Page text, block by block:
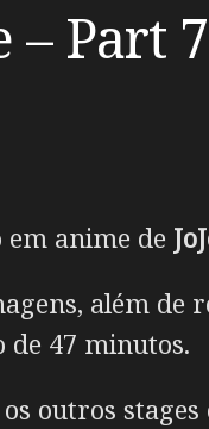
– Part
anime de
além de
de 47 minutos.
outros stages